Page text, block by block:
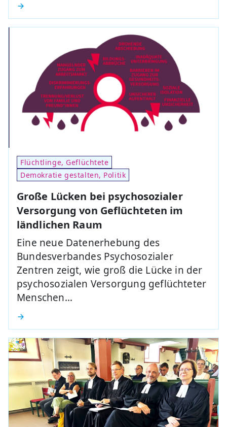
Flüchtlinge, Geflüchtete
Demokratie gestalten, Politik
Große Lücken bei psychosozialer
Versorgung von Geflüchteten im
ländlichen Raum
Eine neue Datenerhebung des
Bundesverbandes Psychosozialer
Zentren zeigt, wie groß die Lücke in der
psychosozialen Versorgung geflüchteter
Menschen…